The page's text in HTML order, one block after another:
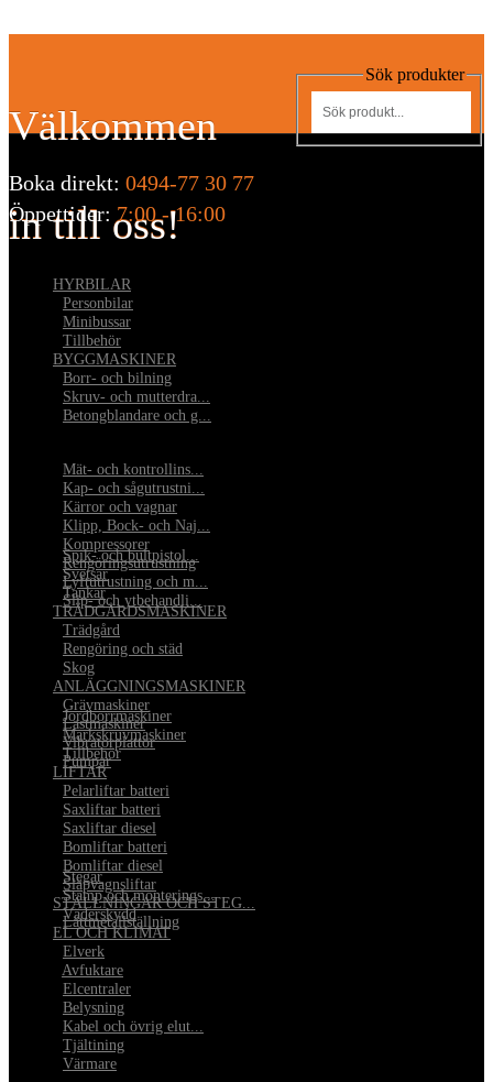
Välkommen
in till oss!
Sök produkter
Boka direkt: 0494-77 30 77
Öppettider: 7:00 - 16:00
HYRBILAR
Personbilar
Minibussar
Tillbehör
BYGGMASKINER
Borr- och bilning
Skruv- och mutterdra...
Betongblandare och g...
Mät- och kontrollins...
Kap- och sågutrustni...
Kärror och vagnar
Klipp, Bock- och Naj...
Kompressorer
Rengöringsutrustning
Lyftutrustning och m...
Slip- och ytbehandli...
Spik- och bultpistol...
Svetsar
Tankar
TRÄDGÅRDSMASKINER
Trädgård
Rengöring och städ
Skog
ANLÄGGNINGSMASKINER
Grävmaskiner
Lastmaskiner
Vibratorplattor
Pumpar
Jordborrmaskiner
Markskruvmaskiner
Tillbehör
LIFTAR
Pelarliftar batteri
Saxliftar batteri
Saxliftar diesel
Bomliftar batteri
Bomliftar diesel
Släpvagnsliftar
STÄLLNINGAR OCH STEG...
Lättmetallställning
Stegar
•Stämp och monterings...
•Väderskydd
EL OCH KLIMAT
Elverk
Avfuktare
Elcentraler
Belysning
Kabel och övrig elut...
Tjältining
Värmare